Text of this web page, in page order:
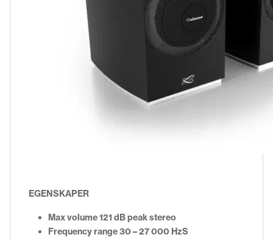
EGENSKAPER
Max volume 121 dB peak stereo
Frequency range 30 – 27 000 HzS